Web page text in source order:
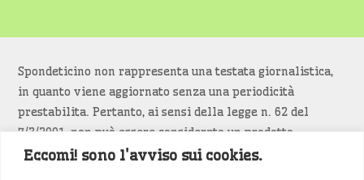
Eccomi! sono l'avviso sui cookies.
Spondeticino non rappresenta una testata giornalistica,
in quanto viene aggiornato senza una periodicità
prestabilita. Pertanto, ai sensi della legge n. 62 del
7/3/2001, non può essere considerato un prodotto
editoriale.